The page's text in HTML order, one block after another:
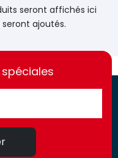
seront affichés ici
ajoutés.